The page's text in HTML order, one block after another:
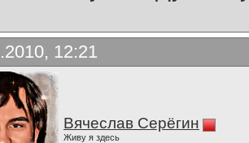
12:21
Вячеслав Серёгин
Живу я здесь